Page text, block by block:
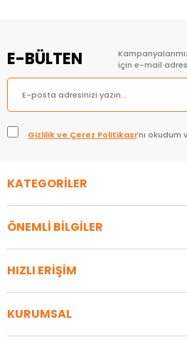
E-BÜLTEN
için e-mail
Gizlilik ve Çerez Politikası’nı
KATEGORİLER
ÖNEMLİ BİLGİLER
HIZLI ERİŞİM
KURUMSAL